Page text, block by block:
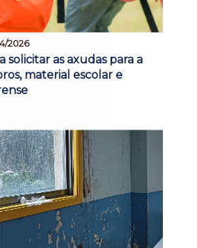
2026
solicitar as axudas para a
material escolar e